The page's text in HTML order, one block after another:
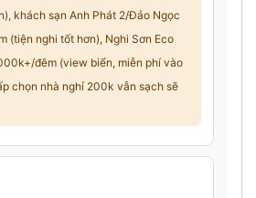
khách sạn Anh Phát 2/Đảo Ngọc
(tiện nghi tốt hơn), Nghi Sơn Eco
đêm (view biển, miễn phí vào
chọn nhà nghỉ 200k vẫn sạch sẽ